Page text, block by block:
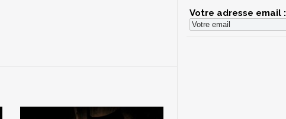
Votre adresse email :